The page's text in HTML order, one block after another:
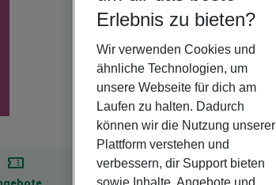
Erlebnis zu bieten?
Wir verwenden Cookies und
ähnliche Technologien, um
unsere Webseite für dich am
Laufen zu halten. Dadurch
können wir die Nutzung unserer
Plattform verstehen und
verbessern, dir Support bieten